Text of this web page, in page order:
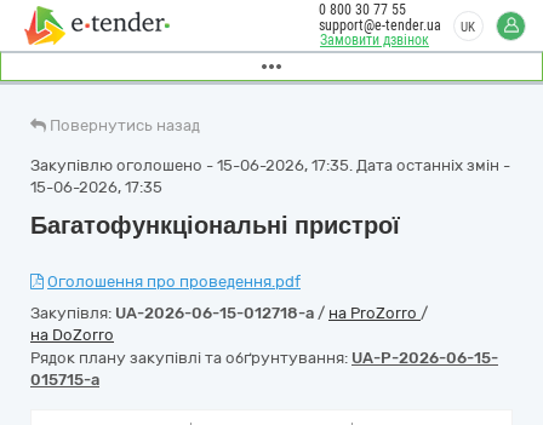
Замовити дзвінок
0 800 30 77 55
support@e-tender.ua
UK
Повернутись назад
Закупівлю оголошено - 15-06-2026, 17:35. Дата останніх змін -
15-06-2026, 17:35
Багатофункціональні пристрої
Оголошення про проведення.pdf
Закупівля: UA-2026-06-15-012718-a / на ProZorro /
на DoZorro
Рядок плану закупівлі та обґрунтування: UA-P-2026-06-15-
015715-a